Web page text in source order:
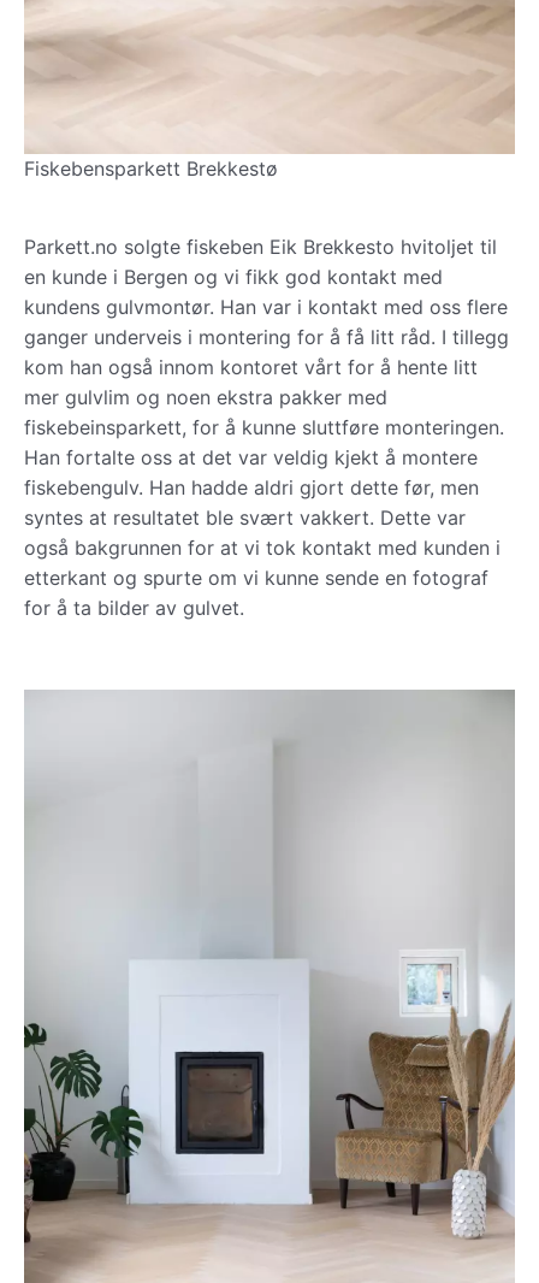
Fiskebensparkett Brekkestø
Parkett.no solgte fiskeben Eik Brekkesto hvitoljet til
en kunde i Bergen og vi fikk god kontakt med
kundens gulvmontør. Han var i kontakt med oss flere
ganger underveis i montering for å få litt råd. I tillegg
kom han også innom kontoret vårt for å hente litt
mer gulvlim og noen ekstra pakker med
fiskebeinsparkett, for å kunne sluttføre monteringen.
Han fortalte oss at det var veldig kjekt å montere
fiskebengulv. Han hadde aldri gjort dette før, men
syntes at resultatet ble svært vakkert. Dette var
også bakgrunnen for at vi tok kontakt med kunden i
etterkant og spurte om vi kunne sende en fotograf
for å ta bilder av gulvet.